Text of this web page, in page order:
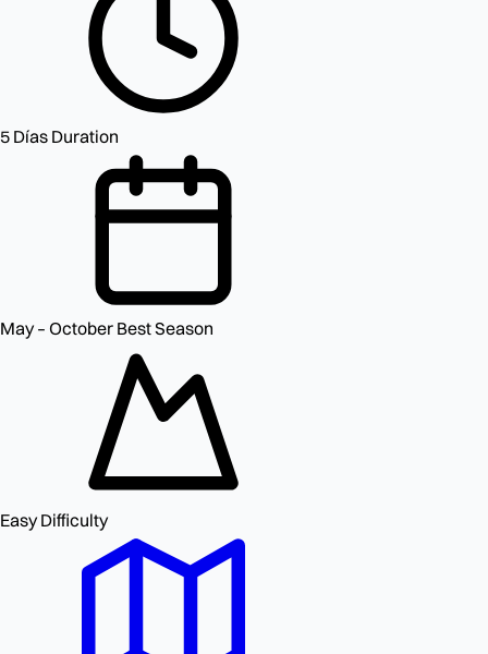
5 Días Duration
May – October Best Season
Easy Difficulty